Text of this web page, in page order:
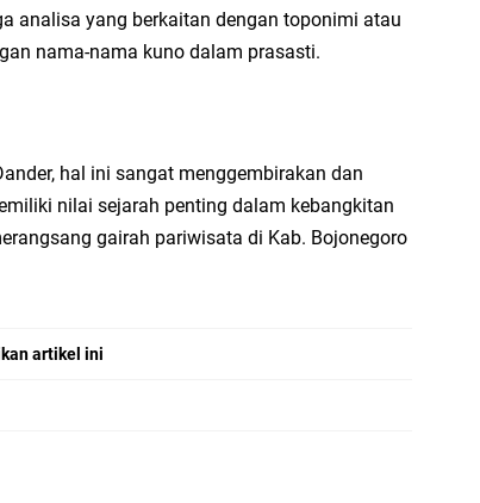
analisa yang berkaitan dengan toponimi atau
nama-nama kuno dalam prasasti.
hal ini sangat menggembirakan dan
nilai sejarah penting dalam kebangkitan
gairah pariwisata di Kab. Bojonegoro
artikel ini